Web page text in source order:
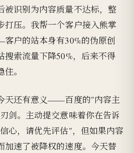
被识别为内容质量不达标，整
打压。我帮一个客户接入熊掌
户的站本身有30%的伪原创
搜索流量下降50%，后来不得
。
天还有意义——百度的"内容主
剑。主动提交意味着你在告诉
心，请优先评估"，但如果内容
加速了被降权的速度。今天替